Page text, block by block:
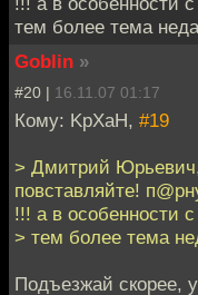
тем более тема
Goblin »
#20 | 16.11.07 01:17
Кому: KpXaH, #19
> Дмитрий
повставляйте!
!!! а в особенности
> тем более тема
Подъезжай скорее,